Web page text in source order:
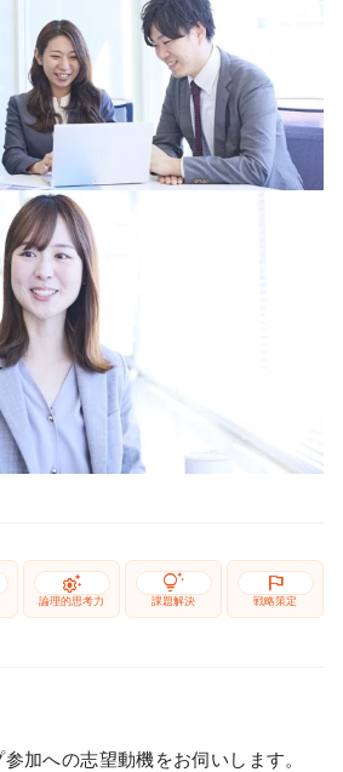
settings_suggest
論理的思考力
tips_and_updates
課題解決
flag
戦略策定
加への志望動機をお伺いします。